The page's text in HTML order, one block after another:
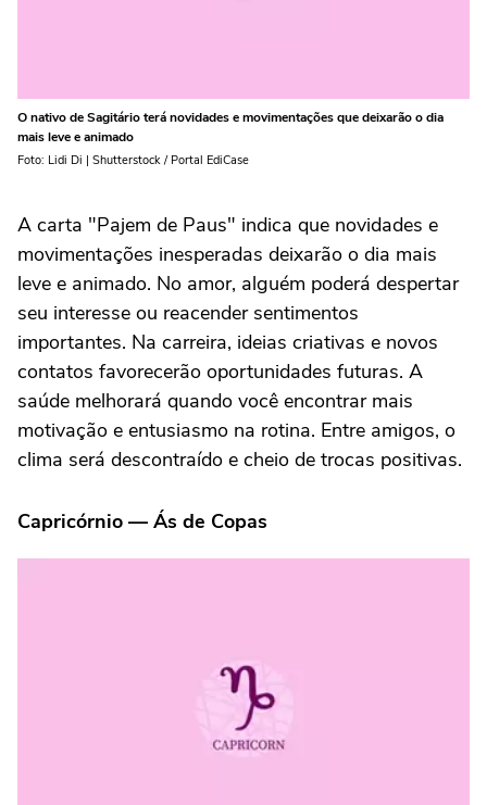
O nativo de Sagitário terá novidades e movimentações que deixarão o dia
mais leve e animado
Foto: Lidi Di | Shutterstock / Portal EdiCase
A carta "Pajem de Paus" indica que novidades e
movimentações inesperadas deixarão o dia mais
leve e animado. No amor, alguém poderá despertar
seu interesse ou reacender sentimentos
importantes. Na carreira, ideias criativas e novos
contatos favorecerão oportunidades futuras. A
saúde melhorará quando você encontrar mais
motivação e entusiasmo na rotina. Entre amigos, o
clima será descontraído e cheio de trocas positivas.
Capricórnio — Ás de Copas